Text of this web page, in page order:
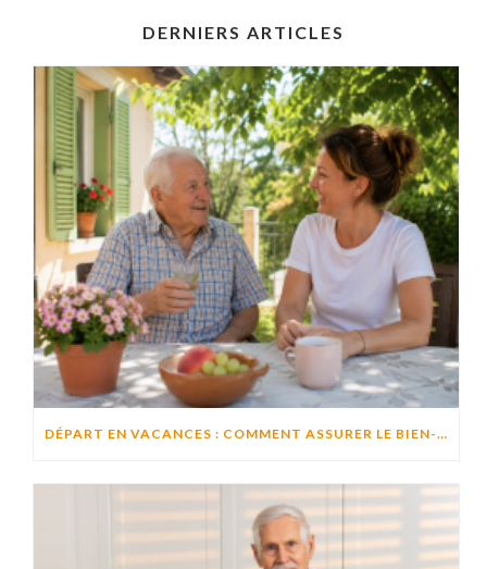
DERNIERS ARTICLES
DÉPART EN VACANCES : COMMENT ASSURER LE BIEN-ÊTRE D’UN PROCHE RESTÉ À DOMICILE ?